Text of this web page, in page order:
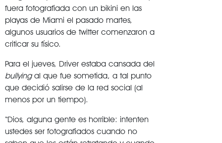
fuera fotografiada con un bikini en las
playas de Miami el pasado martes,
algunos usuarios de twitter comenzaron a
criticar su físico.
Para el jueves, Driver estaba cansada del
bullyingal que fue sometida, a tal punto
que decidió salirse de la red social (al
menos por un tiempo).
“Dios, alguna gente es horrible: intenten
ustedes ser fotografiados cuando no